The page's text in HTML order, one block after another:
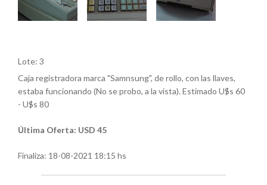
Lote: 3
Caja registradora marca "Samnsung", de rollo, con las llaves,
estaba funcionando (No se probo, a la vista). Estimado U$s 60
- U$s 80
Última Oferta: USD 45
Finaliza: 18-08-2021 18:15 hs